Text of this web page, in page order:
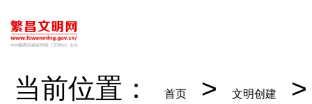
当前位置： 首页 > 文明创建